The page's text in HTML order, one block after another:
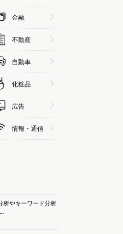
金融
不動産
自動車
化粧品
広告
情報・通信
析やキーワード分析